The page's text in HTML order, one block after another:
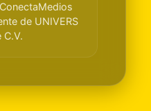
de UNIVERS
C.V.